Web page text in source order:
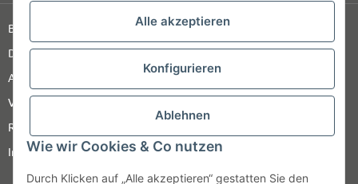
Alle akzeptieren
Konfigurieren
Ablehnen
Wie wir Cookies & Co nutzen
Durch Klicken auf „Alle akzeptieren“ gestatten Sie den
Barrierefreiheitserklärung
Datenschutz
AGB
Versandinformationen
Retour
Impressum